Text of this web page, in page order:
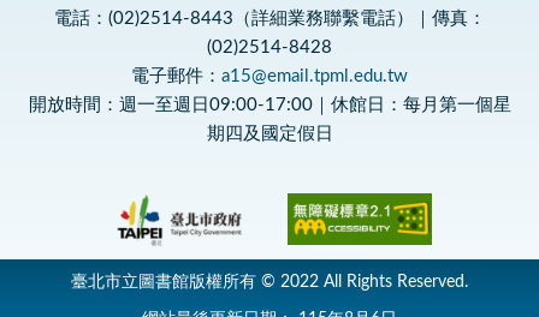
電話：(02)2514-8443（詳細業務聯繫電話）｜傳真：
(02)2514-8428
電子郵件： a15@email.tpml.edu.tw
開放時間：週一至週日09:00-17:00｜休館日：每月第一個星
期四及國定假日
臺北市立圖書館版權所有 © 2022 All Rights Reserved.